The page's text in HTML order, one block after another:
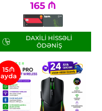
165 ₼
DAXILI HISSƏLI
ÖDƏNIŞ
15₼
ayda